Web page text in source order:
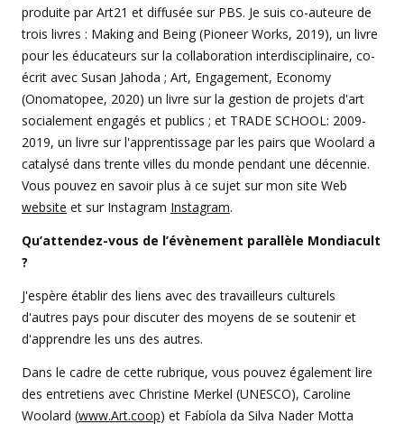
produite par Art21 et diffusée sur PBS. Je suis co-auteure de
trois livres : Making and Being (Pioneer Works, 2019), un livre
pour les éducateurs sur la collaboration interdisciplinaire, co-
écrit avec Susan Jahoda ; Art, Engagement, Economy
(Onomatopee, 2020) un livre sur la gestion de projets d'art
socialement engagés et publics ; et TRADE SCHOOL: 2009-
2019, un livre sur l'apprentissage par les pairs que Woolard a
catalysé dans trente villes du monde pendant une décennie.
Vous pouvez en savoir plus à ce sujet sur mon site Web
website et sur Instagram Instagram.
Qu’attendez-vous de l’évènement parallèle Mondiacult
?
J'espère établir des liens avec des travailleurs culturels
d'autres pays pour discuter des moyens de se soutenir et
d'apprendre les uns des autres.
Dans le cadre de cette rubrique, vous pouvez également lire
des entretiens avec Christine Merkel (UNESCO), Caroline
Woolard (www.Art.coop) et Fabíola da Silva Nader Motta